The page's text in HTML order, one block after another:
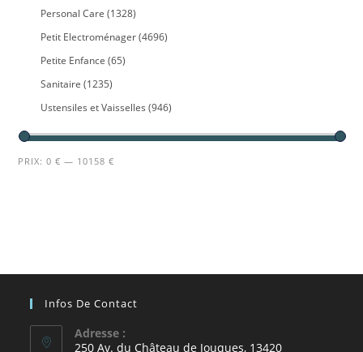
Personal Care (1328)
Petit Electroménager (4696)
Petite Enfance (65)
Sanitaire (1235)
Ustensiles et Vaisselles (946)
PRIX:0 € — 10158 €
Infos De Contact
Adresse :
250 Av. du Château de Jouques, 13420